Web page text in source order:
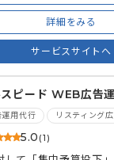
詳細をみる
サービスサイトへ
ピード WEB広告
運用代行 リスティング
5.0 (1)